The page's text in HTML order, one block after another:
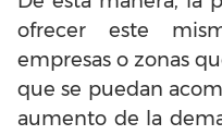
ofrecer este
empresas o zonas
que se puedan
aumento de la